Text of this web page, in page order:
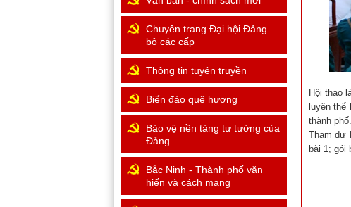
Hội thao
luyện
thành phố.
Tham dự
bài 1; gói
Chuyên trang Đại hội Đảng
bộ các cấp
Thông tin tuyên truyền
Biển đảo quê hương
Bảo vệ nền tảng tư tưởng của
Đảng
Bắc Ninh - Thành phố văn
hiến và cách mạng